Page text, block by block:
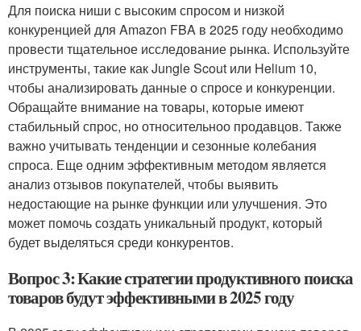
Для поиска ниши с высоким спросом и низкой
конкуренцией для Amazon FBA в 2025 году необходимо
провести тщательное исследование рынка. Используйте
инструменты, такие как Jungle Scout или Helium 10,
чтобы анализировать данные о спросе и конкуренции.
Обращайте внимание на товары, которые имеют
стабильный спрос, но относительноо продавцов. Также
важно учитывать тенденции и сезонные колебания
спроса. Еще одним эффективным методом является
анализ отзывов покупателей, чтобы выявить
недостающие на рынке функции или улучшения. Это
может помочь создать уникальный продукт, который
будет выделяться среди конкурентов.
Вопрос 3: Какие стратегии продуктивного поиска
товаров будут эффективными в 2025 году